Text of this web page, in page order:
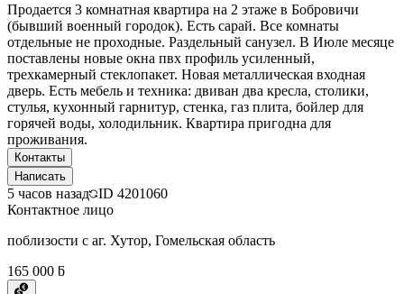
Продается 3 комнатная квартира на 2 этаже в Бобровичи
(бывший военный городок). Есть сарай. Все комнаты
отдельные не проходные. Раздельный санузел. В Июле месяце
поставлены новые окна пвх профиль усиленный,
трехкамерный стеклопакет. Новая металлическая входная
дверь. Есть мебель и техника: двиван два кресла, столики,
стулья, кухонный гарнитур, стенка, газ плита, бойлер для
горячей воды, холодильник. Квартира пригодна для
проживания.
Контакты
Написать
5 часов назад ID 4201060
Контактное лицо
поблизости с аг. Хутор, Гомельская область
165 000 ƃ